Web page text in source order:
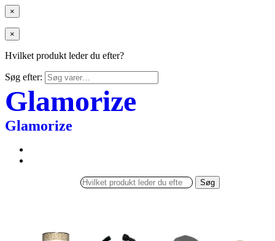
×
×
Hvilket produkt leder du efter?
Søg efter:
Glamorize
Glamorize
Søg